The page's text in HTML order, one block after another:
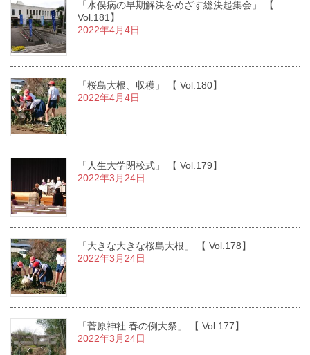
「水俣病の早期解決をめざす総決起集会」 【
Vol.181】
2022年4月4日
「桜島大根、収穫」 【 Vol.180】
2022年4月4日
「人生大学閉校式」 【 Vol.179】
2022年3月24日
「大きな大きな桜島大根」 【 Vol.178】
2022年3月24日
「菅原神社 春の例大祭」 【 Vol.177】
2022年3月24日